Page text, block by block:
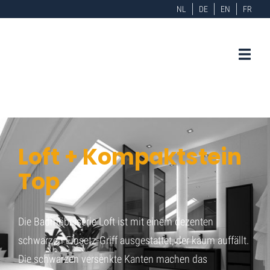
NL DE EN FR
Loft + Kompaktstein
Top
Die Badmöbelserie Loft ist mit einem dezenten
schwarzen Einsetz-Griff ausgestattet, der kaum auffällt.
Die schwarzen versenkte Kanten machen das